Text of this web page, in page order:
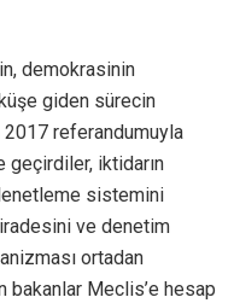
demokrasinin
giden sürecin
2017 referandumuyla
geçirdiler, iktidarın
sistemini
iradesini ve denetim
ortadan
bakanlar Meclis’e hesap